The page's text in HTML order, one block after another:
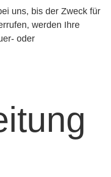
uns, bis der Zweck für
werden Ihre
oder